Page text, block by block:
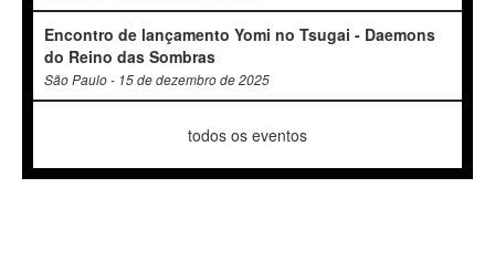
Encontro de lançamento Yomi no Tsugai - Daemons
do Reino das Sombras
São Paulo - 15 de dezembro de 2025
todos os eventos